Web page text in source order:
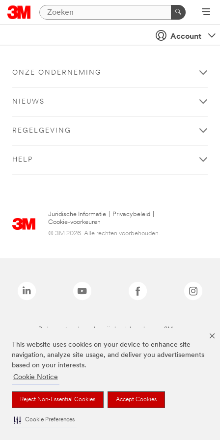
This website uses cookies on your device to enhance site
navigation, analyze site usage, and deliver you advertisements
based on your interests.
Cookie Notice
Reject Non-Essential Cookies Accept Cookies
Cookie Preferences
Account
ONZE ONDERNEMING
NIEUWS
REGELGEVING
HELP
Juridische Informatie Privacybeleid
Cookie-voorkeuren
© 3M 2026. Alle rechten voorbehouden.
De bovenstaande merken zijn handelsmerken van 3M.we